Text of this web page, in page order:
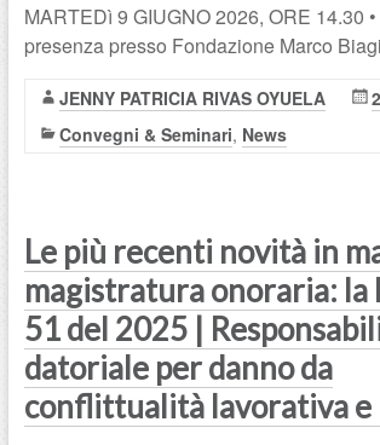
MARTEDì 9 GIUGNO 2026, ORE 14.30
presenza presso Fondazione Marco Biagi
JENNY PATRICIA RIVAS OYUELA
Convegni & Seminari, News
Le più recenti novità in
magistratura onoraria: la
51 del 2025 |
datoriale per danno da
conflittualità lavorativa e